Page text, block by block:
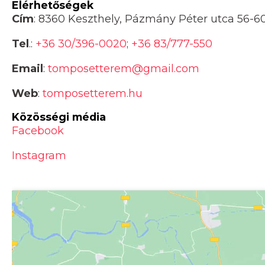
Elérhetőségek
Cím: 8360 Keszthely, Pázmány Péter utca 56-
Tel .: +36 30/396-0020; +36 83/777-550
Email : tomposetterem@gmail.com
Web: tomposetterem.hu
Közösségi média
Facebook
Instagram